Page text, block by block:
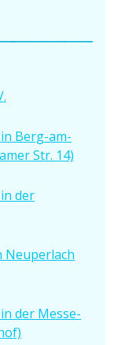
Berg-am-
Str. 14)
der
Neuperlach
in der Messe­